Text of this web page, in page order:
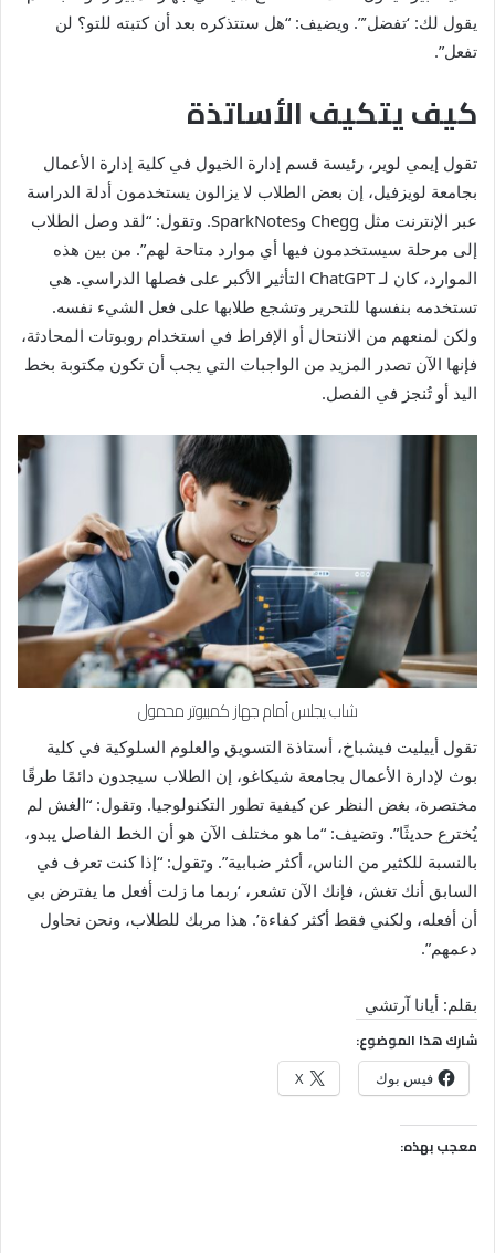
يقول لك: ‘تفضل’”. ويضيف: “هل ستتذكره بعد أن كتبته للتو؟ لن
تفعل”.
كيف يتكيف الأساتذة
تقول إيمي لوير، رئيسة قسم إدارة الخيول في كلية إدارة الأعمال
بجامعة لويزفيل، إن بعض الطلاب لا يزالون يستخدمون أدلة الدراسة
عبر الإنترنت مثل Chegg وSparkNotes. وتقول: “لقد وصل الطلاب
إلى مرحلة سيستخدمون فيها أي موارد متاحة لهم”. من بين هذه
الموارد، كان لـ ChatGPT التأثير الأكبر على فصلها الدراسي. هي
تستخدمه بنفسها للتحرير وتشجع طلابها على فعل الشيء نفسه.
ولكن لمنعهم من الانتحال أو الإفراط في استخدام روبوتات المحادثة،
فإنها الآن تصدر المزيد من الواجبات التي يجب أن تكون مكتوبة بخط
اليد أو تُنجز في الفصل.
شاب يجلس أمام جهاز كمبيوتر محمول
تقول أييليت فيشباخ، أستاذة التسويق والعلوم السلوكية في كلية
بوث لإدارة الأعمال بجامعة شيكاغو، إن الطلاب سيجدون دائمًا طرقًا
مختصرة، بغض النظر عن كيفية تطور التكنولوجيا. وتقول: “الغش لم
يُخترع حديثًا”. وتضيف: “ما هو مختلف الآن هو أن الخط الفاصل يبدو،
بالنسبة للكثير من الناس، أكثر ضبابية”. وتقول: “إذا كنت تعرف في
السابق أنك تغش، فإنك الآن تشعر، ‘ربما ما زلت أفعل ما يفترض بي
أن أفعله، ولكني فقط أكثر كفاءة’. هذا مربك للطلاب، ونحن نحاول
دعمهم”.
بقلم: أيانا آرتشي
شارك هذا الموضوع:
فيس بوك X
معجب بهذه: